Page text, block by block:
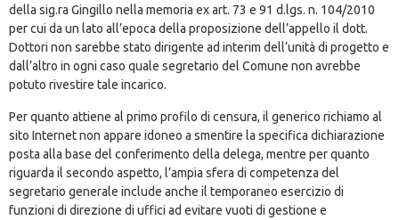
della sig.ra Gingillo nella memoria ex art. 73 e 91 d.lgs. n. 104/2010
per cui da un lato all’epoca della proposizione dell’appello il dott.
Dottori non sarebbe stato dirigente ad interim dell’unità di progetto e
dall’altro in ogni caso quale segretario del Comune non avrebbe
potuto rivestire tale incarico.
Per quanto attiene al primo profilo di censura, il generico richiamo al
sito Internet non appare idoneo a smentire la specifica dichiarazione
posta alla base del conferimento della delega, mentre per quanto
riguarda il secondo aspetto, l’ampia sfera di competenza del
segretario generale include anche il temporaneo esercizio di
funzioni di direzione di uffici ad evitare vuoti di gestione e